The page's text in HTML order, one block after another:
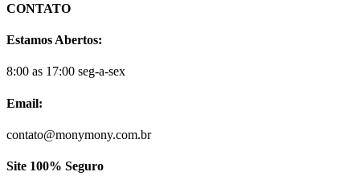
CONTATO
Estamos Abertos:
8:00 as 17:00 seg-a-sex
Email:
contato@monymony.com.br
Site 100% Seguro